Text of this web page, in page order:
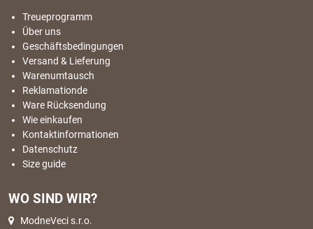
Treueprogramm
Über uns
Geschäftsbedingungen
Versand & Lieferung
Warenumtausch
Reklamationde
Ware Rücksendung
Wie einkaufen
Kontaktinformationen
Datenschutz
Size guide
WO SIND WIR?
ModneVeci s.r.o.